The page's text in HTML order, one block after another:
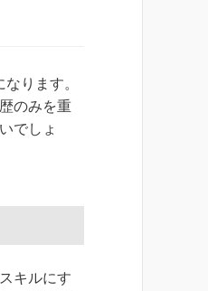
ります。
のみを重
でしょ
キルにす